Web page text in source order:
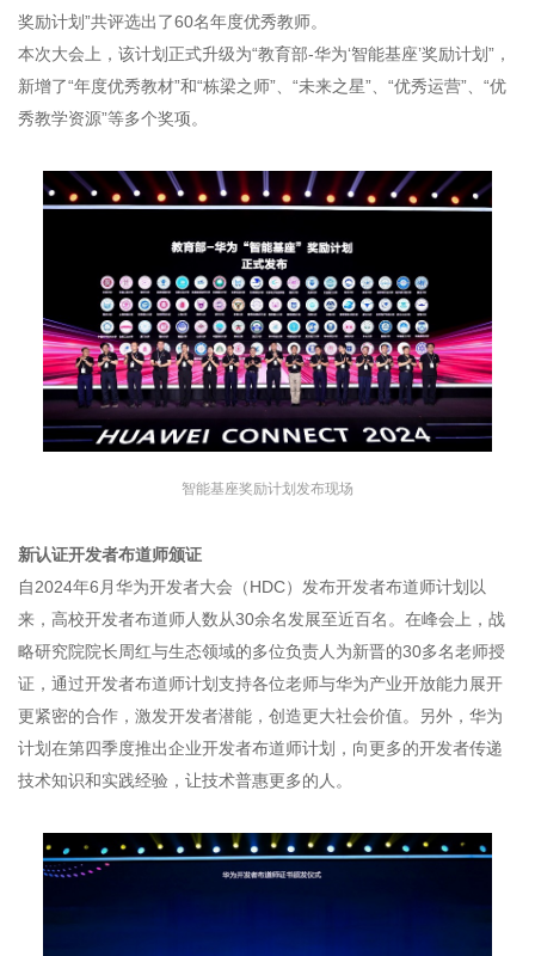
奖励计划”共评选出了60名年度优秀教师。
本次大会上，该计划正式升级为“教育部-华为‘智能基座’奖励计划”，
新增了“年度优秀教材”和“栋梁之师”、“未来之星”、“优秀运营”、“优
秀教学资源”等多个奖项。
智能基座奖励计划发布现场
新认证开发者布道师颁证
自2024年6月华为开发者大会（HDC）发布开发者布道师计划以
来，高校开发者布道师人数从30余名发展至近百名。在峰会上，战
略研究院院长周红与生态领域的多位负责人为新晋的30多名老师授
证，通过开发者布道师计划支持各位老师与华为产业开放能力展开
更紧密的合作，激发开发者潜能，创造更大社会价值。另外，华为
计划在第四季度推出企业开发者布道师计划，向更多的开发者传递
技术知识和实践经验，让技术普惠更多的人。